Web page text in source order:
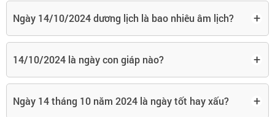
Ngày 14/10/2024 dương lịch là bao nhiêu âm lịch? +
14/10/2024 là ngày con giáp nào? +
Ngày 14 tháng 10 năm 2024 là ngày tốt hay xấu? +